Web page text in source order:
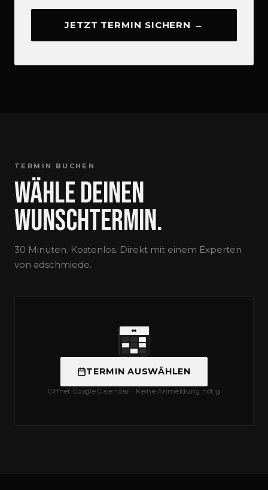
JETZT TERMIN SICHERN →
TERMIN BUCHEN
Wähle deinen
Wunschtermin.
30 Minuten. Kostenlos. Direkt mit einem Experten
von adschmiede.
TERMIN AUSWÄHLEN
Öffnet Google Calendar · Keine Anmeldung nötig